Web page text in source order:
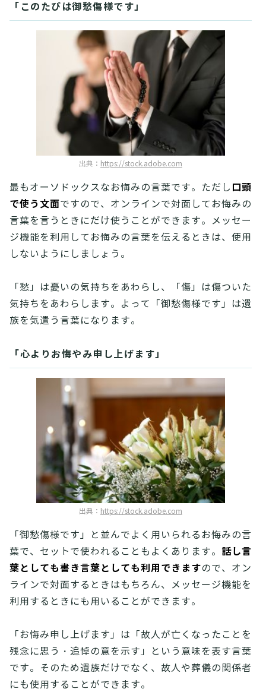
「このたびは御愁傷様です」
出典： https://stock.adobe.com
最もオーソドックスなお悔みの言葉です。ただし 口頭
で使う文面ですので、オンラインで対面してお悔みの
言葉を言うときにだけ使うことができます。メッセー
ジ機能を利用してお悔みの言葉を伝えるときは、使用
しないようにしましょう。
「愁」は憂いの気持ちをあわらし、「傷」は傷ついた
気持ちをあわらします。よって「御愁傷様です」は遺
族を気遣う言葉になります。
「心よりお悔やみ申し上げます」
出典： https://stock.adobe.com
「御愁傷様です」と並んでよく用いられるお悔みの言
葉で、セットで使われることもよくあります。 話し言
葉としても書き言葉としても利用できますので、オン
ラインで対面するときはもちろん、メッセージ機能を
利用するときにも用いることができます。
「お悔み申し上げます」は「故人が亡くなったことを
残念に思う・追悼の意を示す」という意味を表す言葉
です。そのため遺族だけでなく、故人や葬儀の関係者
にも使用することができます。